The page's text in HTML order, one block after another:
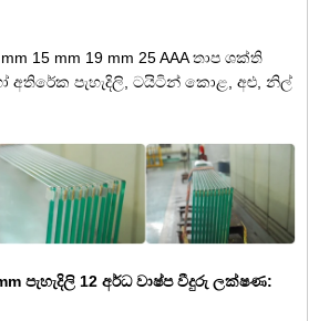
15 mm 19 mm 25 AAA තාප ශක්ති
අතිරේක පැහැදිලි, ටයිටින් කොළ, අළු, නිල්
පැහැදිලි 12 අර්ධ වාෂ්ප වීදුරු ලක්ෂණ: